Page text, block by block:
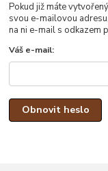
Pokud již máte
svou e-mailovou
na ni e-mail s odkazem
Váš e-mail:
Obnovit heslo